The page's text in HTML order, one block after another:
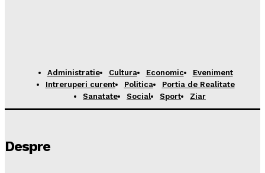
Administratie Cultura Economic
Eveniment
Intreruperi curent
Politica
Portia de Realitate
Sanatate
Social Sport Ziar
Despre